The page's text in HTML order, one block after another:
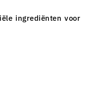
ingrediënten voor